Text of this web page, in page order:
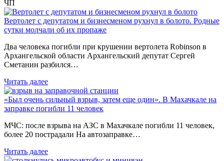
ЧП
Вертолет с депутатом и бизнесменом рухнул в болото. Родные
сутки молчали об их пропаже
Два человека погибли при крушении вертолета Robinson в
Архангельской области Архангельский депутат Сергей
Сметанин разбился…
Читать далее
«Был очень сильный взрыв, затем еще один». В Махачкале на
заправке погибли 11 человек
МЧС: после взрыва на АЗС в Махачкале погибли 11 человек,
более 20 пострадали На автозаправке…
Читать далее